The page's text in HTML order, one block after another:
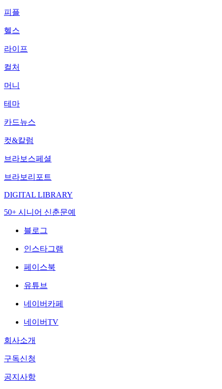
피플
헬스
라이프
컬처
머니
테마
카드뉴스
컷&칼럼
브라보스페셜
브라보리포트
DIGITAL LIBRARY
50+ 시니어 신춘문예
블로그
인스타그램
페이스북
유튜브
네이버카페
네이버TV
회사소개
구독신청
공지사항